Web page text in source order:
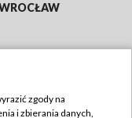
zgody na
i zbierania danych,